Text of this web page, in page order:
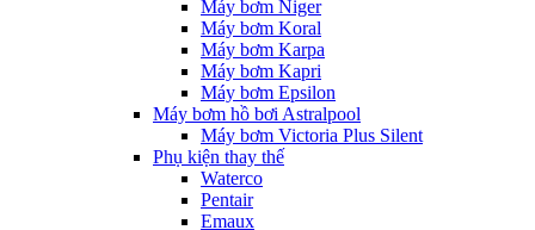
Máy bơm Niger
Máy bơm Koral
Máy bơm Karpa
Máy bơm Kapri
Máy bơm Epsilon
Máy bơm hồ bơi Astralpool
Máy bơm Victoria Plus Silent
Phụ kiện thay thế
Waterco
Pentair
Emaux